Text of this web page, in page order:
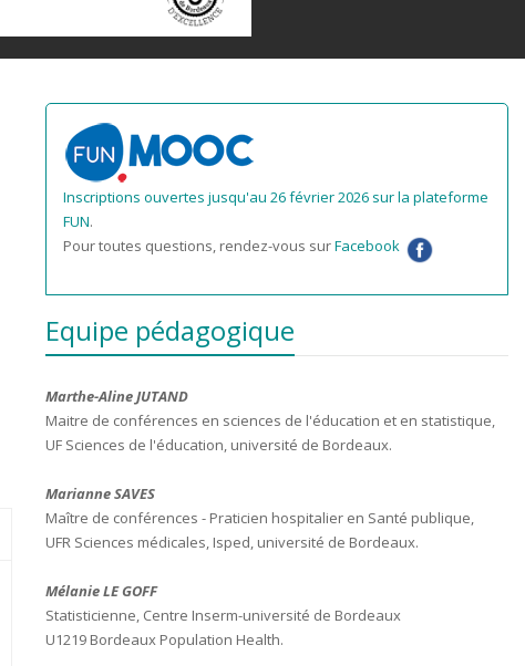
Inscriptions ouvertes jusqu'au 26 février 2026 sur la plateforme
FUN.
Pour toutes questions, rendez-vous surFacebook
Equipe pédagogique
Marthe-Aline JUTAND
Maitre de conférences en sciences de l'éducation et en statistique,
UF Sciences de l'éducation, université de Bordeaux.
Marianne SAVES
Maître de conférences - Praticien hospitalier en Santé publique,
UFR Sciences médicales, Isped, université de Bordeaux.
Mélanie LE GOFF
Statisticienne, Centre Inserm-université de Bordeaux
U1219 Bordeaux Population Health.